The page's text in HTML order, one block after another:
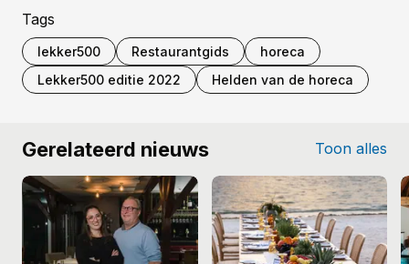
Tags
lekker500 Restaurantgids
horeca
Lekker500 editie 2022
Helden van de horeca
Gerelateerd nieuws Toon alles